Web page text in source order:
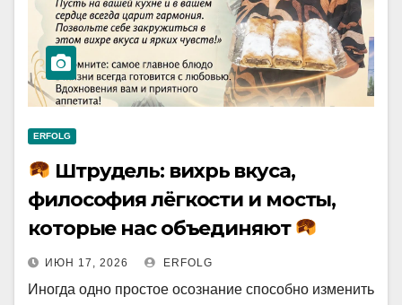
ERFOLG
Штрудель: вихрь вкуса,
философия лёгкости и мосты,
которые нас объединяют
ИЮН 17, 2026 ERFOLG
Иногда одно простое осознание способно изменить